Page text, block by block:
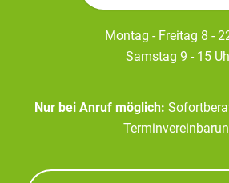
Montag - Freitag 8 -
Samstag 9 - 15
Nur bei Anruf möglich: